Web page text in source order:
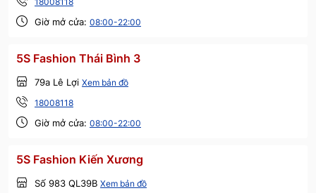
Giờ mở cửa: 08:00-22:00
5S Fashion Thái Bình 3
79a Lê Lợi Xem bản đồ
18008118
Giờ mở cửa: 08:00-22:00
5S Fashion Kiến Xương
Số 983 QL39B Xem bản đồ